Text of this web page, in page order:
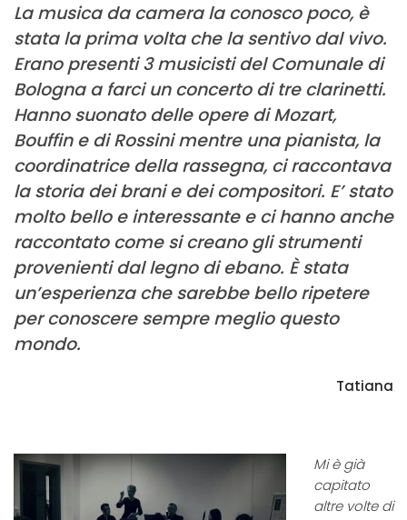
La musica da camera la conosco poco, è
stata la prima volta che la sentivo dal vivo.
Erano presenti 3 musicisti del Comunale di
Bologna a farci un concerto di tre clarinetti.
Hanno suonato delle opere di Mozart,
Bouffin e di Rossini mentre una pianista, la
coordinatrice della rassegna, ci raccontava
la storia dei brani e dei compositori. E’ stato
molto bello e interessante e ci hanno anche
raccontato come si creano gli strumenti
provenienti dal legno di ebano. È stata
un’esperienza che sarebbe bello ripetere
per conoscere sempre meglio questo
mondo.
Tatiana
Mi è già
capitato
altre volte di